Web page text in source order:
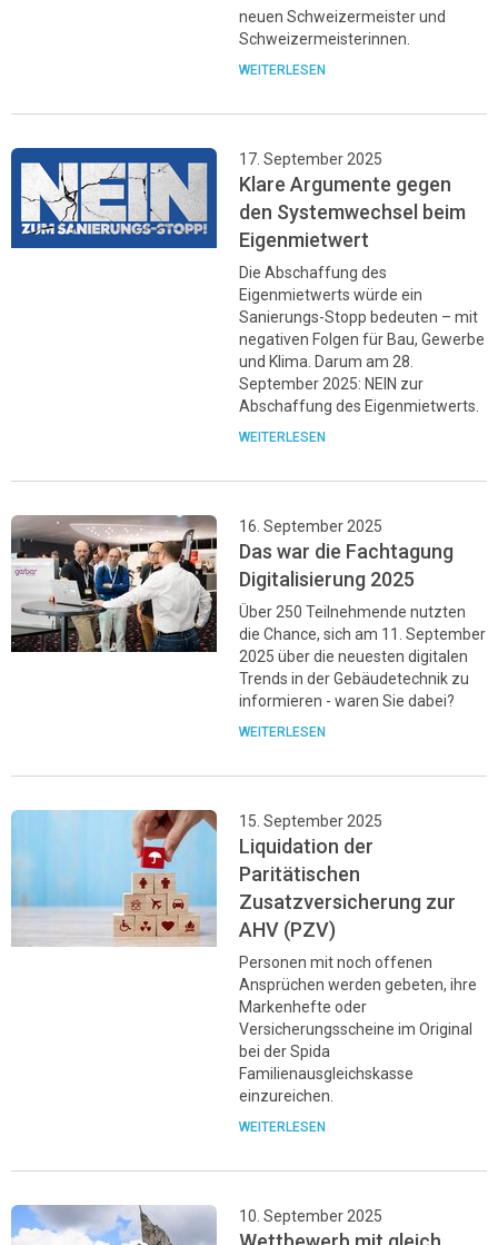
neuen Schweizermeister und
Schweizermeisterinnen.
WEITERLESEN
17. September 2025
Klare Argumente gegen
den Systemwechsel beim
Eigenmietwert
Die Abschaffung des
Eigenmietwerts würde ein
Sanierungs-Stopp bedeuten – mit
negativen Folgen für Bau, Gewerbe
und Klima. Darum am 28.
September 2025: NEIN zur
Abschaffung des Eigenmietwerts.
WEITERLESEN
16. September 2025
Das war die Fachtagung
Digitalisierung 2025
Über 250 Teilnehmende nutzten
die Chance, sich am 11. September
2025 über die neuesten digitalen
Trends in der Gebäudetechnik zu
informieren - waren Sie dabei?
WEITERLESEN
15. September 2025
Liquidation der
Paritätischen
Zusatzversicherung zur
AHV (PZV)
Personen mit noch offenen
Ansprüchen werden gebeten, ihre
Markenhefte oder
Versicherungsscheine im Original
bei der Spida
Familienausgleichskasse
einzureichen.
WEITERLESEN
10. September 2025